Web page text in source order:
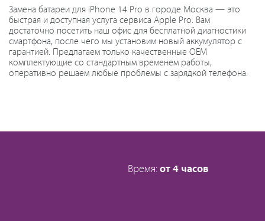
Замена батареи для iPhone 14 Pro в городе Москва — это
быстрая и доступная услуга сервиса Apple Pro. Вам
достаточно посетить наш офис для бесплатной диагностики
смартфона, после чего мы установим новый аккумулятор с
гарантией. Предлагаем только качественные OEM
комплектующие со стандартным временем работы,
оперативно решаем любые проблемы с зарядкой телефона.
Время: от 4 часов